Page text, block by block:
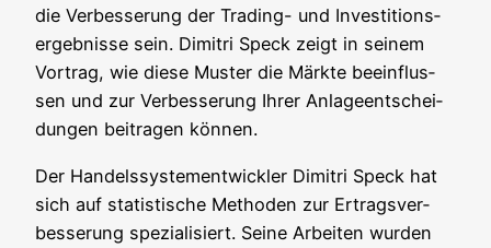
die Ver­bes­se­rung der Tra­ding- und Inves­ti­ti­ons­
er­geb­nis­se sein. Dimi­t­ri Speck zeigt in sei­nem
Vor­trag, wie die­se Mus­ter die Märk­te beein­flus­
sen und zur Ver­bes­se­rung Ihrer Anla­ge­ent­schei­
dun­gen bei­tra­gen können.
Der Han­dels­sys­tem­ent­wick­ler Dimi­t­ri Speck hat
sich auf sta­tis­ti­sche Metho­den zur Ertrags­ver­
bes­se­rung spe­zia­li­siert. Sei­ne Arbei­ten wur­den